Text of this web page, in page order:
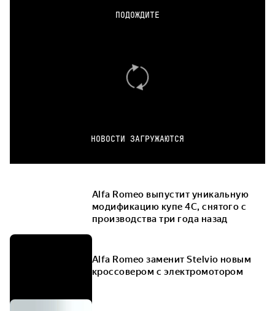
ПОДОЖДИТЕ
НОВОСТИ ЗАГРУЖАЮТСЯ
Alfa Romeo выпустит уникальную
модификацию купе 4С, снятого с
производства три года назад
Alfa Romeo заменит Stelvio новым
кроссовером с электромотором